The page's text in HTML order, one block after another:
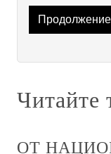
Читайте
ОТ